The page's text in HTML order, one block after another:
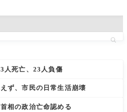
人死亡、23人負傷
ず、市民の日常生活崩壊
相の政治亡命認める